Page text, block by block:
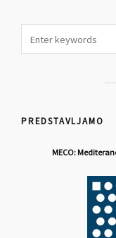
PREDSTAVLJAMO
MECO: